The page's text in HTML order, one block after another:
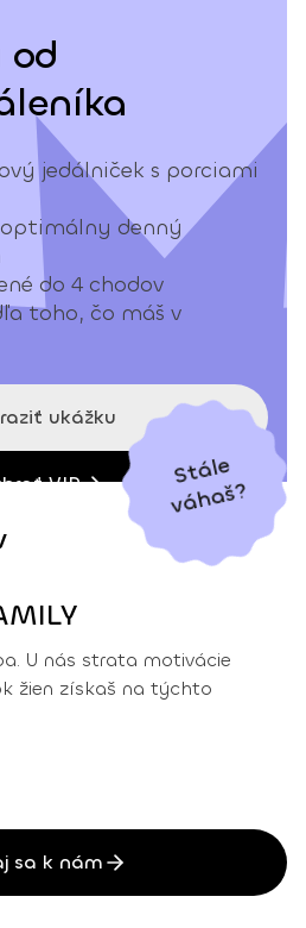
od
jedálniček s porciami
denný
do 4 chodov
toho, čo máš v
ukážku
VIP St
ál
e
v
á
h
aš
?
U nás strata motivácie
žien získaš na týchto
sa k nám